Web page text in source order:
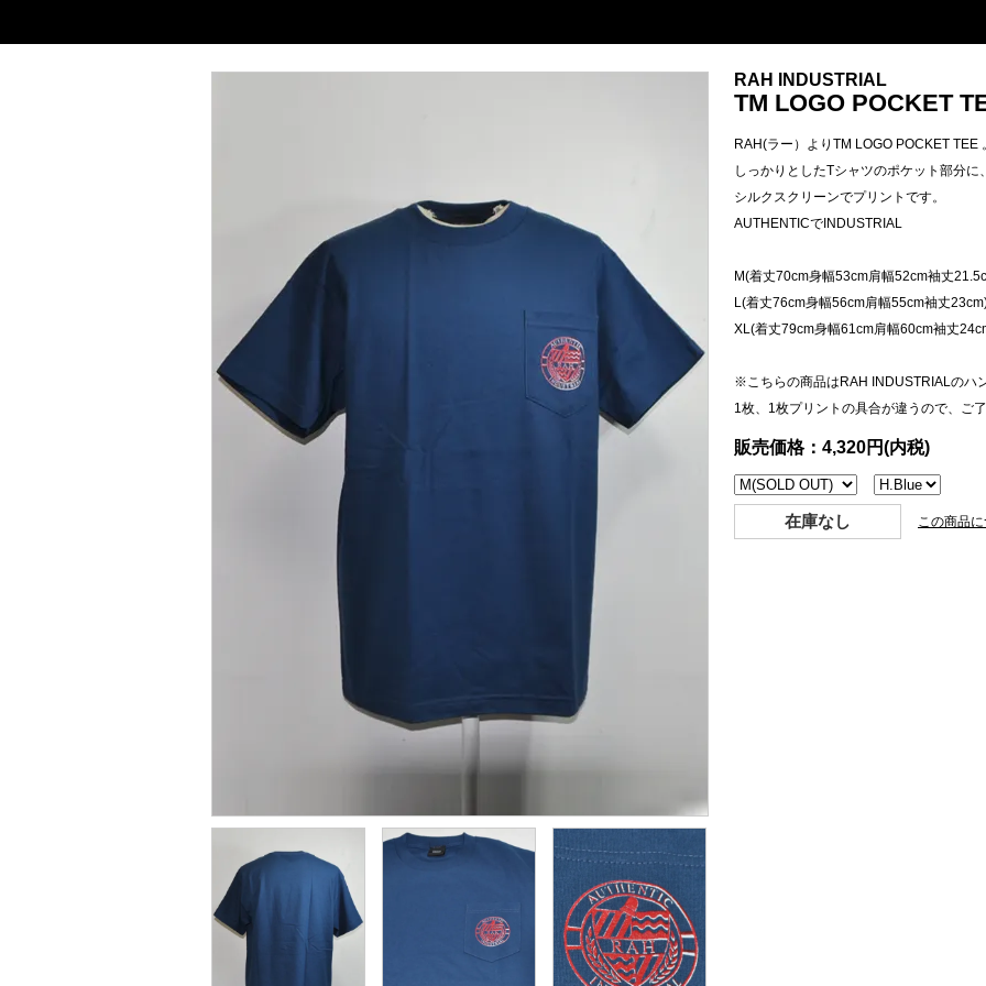
RAH INDUSTRIAL
TM LOGO POCKET
RAH(ラー）よりTM LOGO POCKET TEE 。
しっかりとしたTシャツのポケット部分に、
シルクスクリーンでプリントです。
AUTHENTICでINDUSTRIAL
M(着丈70cm身幅53cm肩幅52cm袖丈
L(着丈76cm身幅56cm肩幅55cm袖丈
XL(着丈79cm身幅61cm肩幅60cm袖丈
※こちらの商品はRAH INDUSTRIALのハ
1枚、1枚プリントの具合が違うので、ご
販売価格：4,320円(内税)
在庫なし この商品